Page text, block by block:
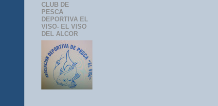
CLUB DE
PESCA
DEPORTIVA EL
VISO- EL VISO
DEL ALCOR